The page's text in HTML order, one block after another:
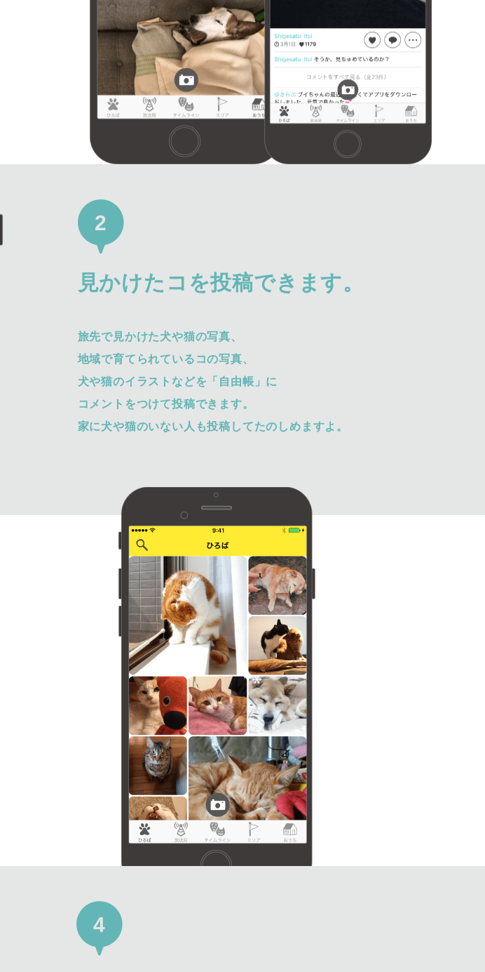
2
見かけたコを投稿できます。
旅先で見かけた犬や猫の写真、
地域で育てられているコの写真、
犬や猫のイラストなどを「自由帳」に
コメントをつけて投稿できます。
家に犬や猫のいない人も投稿してたのしめますよ。
4